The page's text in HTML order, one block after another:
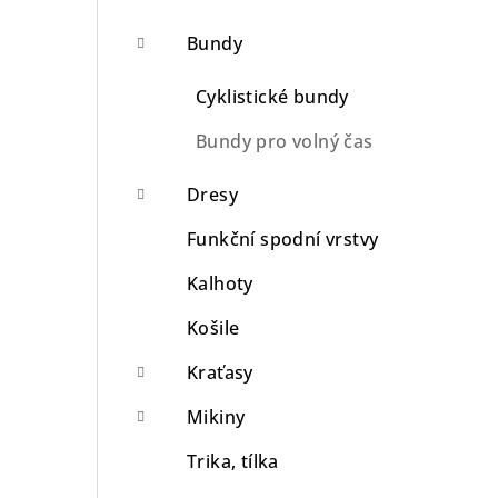
Bundy
Cyklistické bundy
Bundy pro volný čas
Dresy
Funkční spodní vrstvy
Kalhoty
Košile
Kraťasy
Mikiny
Trika, tílka